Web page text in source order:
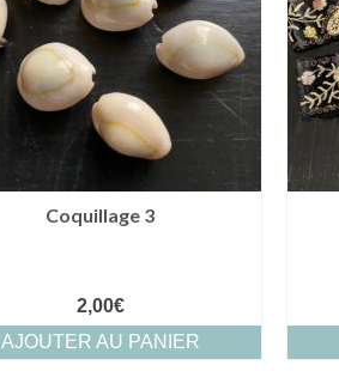
Coquillage 3
2,00€
AJOUTER AU PANIER